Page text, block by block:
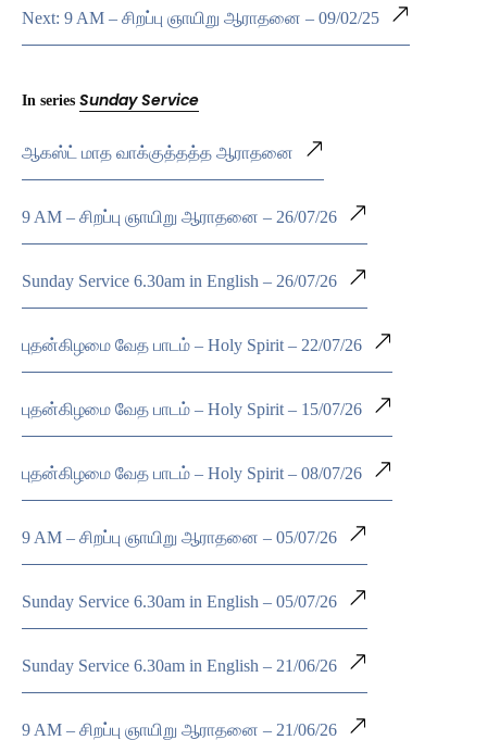
Next: 9 AM – சிறப்பு ஞாயிறு ஆராதனை – 09/02/25
In series Sunday Service
ஆகஸ்ட் மாத வாக்குத்தத்த ஆராதனை
9 AM – சிறப்பு ஞாயிறு ஆராதனை – 26/07/26
Sunday Service 6.30am in English – 26/07/26
புதன்கிழமை வேத பாடம் – Holy Spirit – 22/07/26
புதன்கிழமை வேத பாடம் – Holy Spirit – 15/07/26
புதன்கிழமை வேத பாடம் – Holy Spirit – 08/07/26
9 AM – சிறப்பு ஞாயிறு ஆராதனை – 05/07/26
Sunday Service 6.30am in English – 05/07/26
Sunday Service 6.30am in English – 21/06/26
9 AM – சிறப்பு ஞாயிறு ஆராதனை – 21/06/26